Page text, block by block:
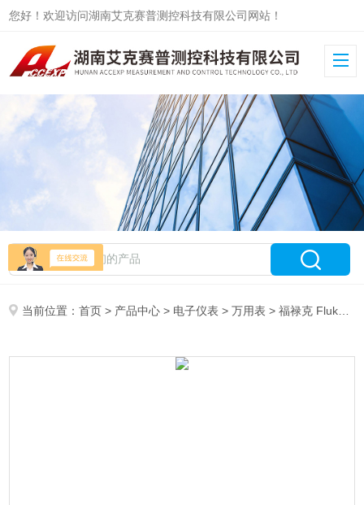
您好！欢迎访问湖南艾克赛普测控科技有限公司网站！
当前位置：首页 > 产品中心 > 电子仪表 >万用表 > 福禄克 Fluke 233C数字万用表